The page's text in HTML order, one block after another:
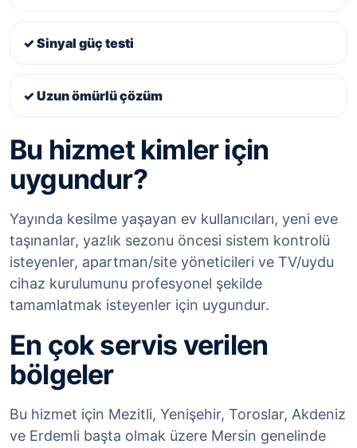
✓ Sinyal güç testi
✓ Uzun ömürlü çözüm
Bu hizmet kimler için
uygundur?
Yayında kesilme yaşayan ev kullanıcıları, yeni eve
taşınanlar, yazlık sezonu öncesi sistem kontrolü
isteyenler, apartman/site yöneticileri ve TV/uydu
cihaz kurulumunu profesyonel şekilde
tamamlatmak isteyenler için uygundur.
En çok servis verilen
bölgeler
Bu hizmet için Mezitli, Yenişehir, Toroslar, Akdeniz
ve Erdemli başta olmak üzere Mersin genelinde